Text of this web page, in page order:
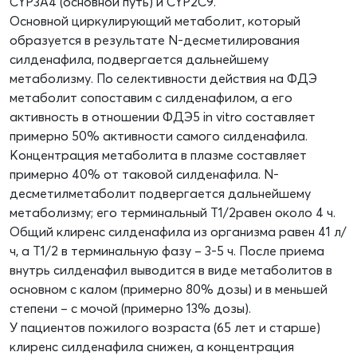
Основной циркулирующий метаболит, который
образуется в результате N-десметилирования
силденафила, подвергается дальнейшему
метаболизму. По селективности действия на ФДЭ
метаболит сопоставим с силденафилом, а его
активность в отношении ФДЭ5 in vitro составляет
примерно 50% активности самого силденафила.
Концентрация метаболита в плазме составляет
примерно 40% от таковой силденафила. N-
десметилметаболит подвергается дальнейшему
метаболизму; его терминальный T1/2равен около 4 ч.
Общий клиренс силденафила из организма равен 41 л/
ч, а T1/2 в терминальную фазу – 3-5 ч. После приема
внутрь силденафил выводится в виде метаболитов в
основном с калом (примерно 80% дозы) и в меньшей
степени – с мочой (примерно 13% дозы).
У пациентов пожилого возраста (65 лет и старше)
клиренс силденафила снижен, а концентрация